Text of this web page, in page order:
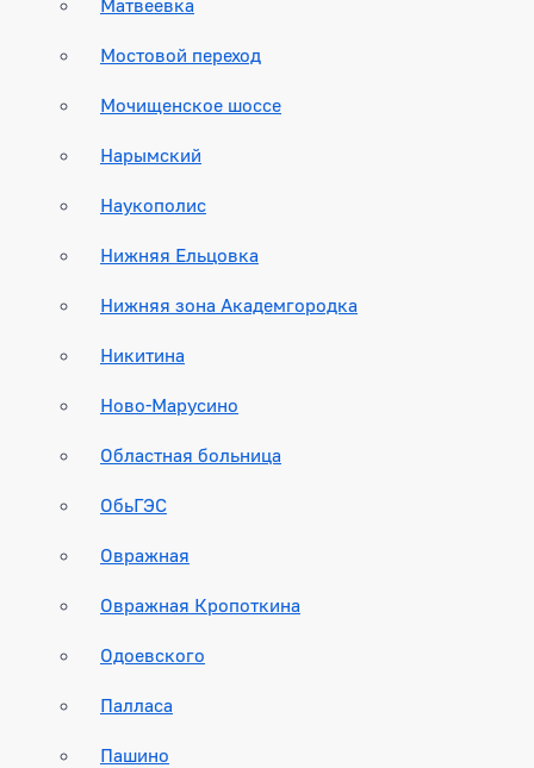
Мостовой переход
Мочищенское шоссе
Нарымский
Наукополис
Нижняя Ельцовка
Нижняя зона Академгородка
Никитина
Ново-Марусино
Областная больница
ОбьГЭС
Овражная
Овражная Кропоткина
Одоевского
Палласа
Пашино